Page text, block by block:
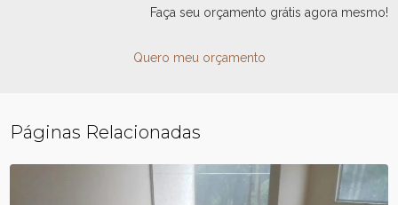
Faça seu orçamento grátis agora mesmo!
Quero meu orçamento
Páginas Relacionadas